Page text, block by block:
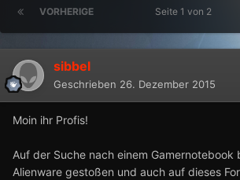
VORHERIGE Seite 1 von 2
sibbel
Geschrieben 26. Dezember 2015
Moin ihr Profis!
Auf der Suche nach einem Gamernotebook
Alienware gestoßen und auch auf dieses